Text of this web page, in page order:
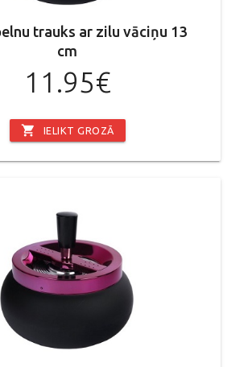
trauks ar zilu vāciņu 13
cm
11.95€
shopping_cart IELIKT GROZĀ